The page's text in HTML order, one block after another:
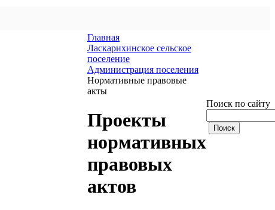
Главная
Ласкарихинское сельское
поселение
Администрация поселения
Нормативные правовые
акты
Проекты
нормативных
правовых
актов
Поиск по сайту